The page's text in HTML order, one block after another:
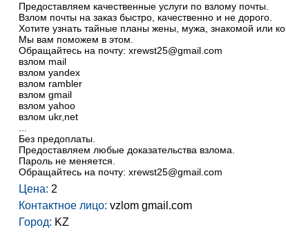
Предоставляем качественные услуги по взлому почты.
Взлом почты на заказ быстро, качественно и не дорого.
Хотите узнать тайные планы жены, мужа, знакомой или
Мы вам поможем в этом.
Обращайтесь на почту: xrewst25@gmail.com
взлом mail
взлом yandex
взлом rambler
взлом gmail
взлом yahoo
взлом ukr,net
Без предоплаты.
Предоставляем любые доказательства взлома.
Пароль не меняется.
Обращайтесь на почту: xrewst25@gmail.com
Цена: 2
Контактное лицо: vzlom gmail.com
Город: KZ